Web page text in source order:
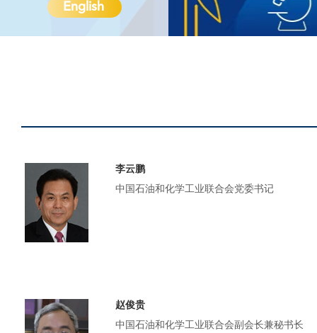
English
李云鹏
中国石油和化学工业联合会党委书记
赵俊贵
中国石油和化学工业联合会副会长兼秘书长